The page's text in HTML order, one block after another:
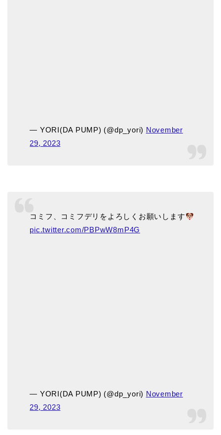
— YORI(DA PUMP) (@dp_yori) November
29, 2023
コミフ、コミフデリをよろしくお願いします
pic.twitter.com/PBPwW8mP4G
— YORI(DA PUMP) (@dp_yori) November
29, 2023